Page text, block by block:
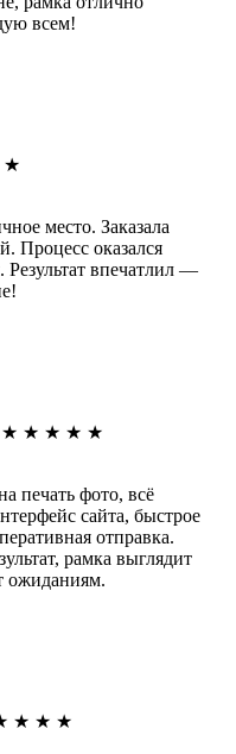
всем!
★
место. Заказала
Процесс оказался
впечатлил —
★ ★ ★ ★ ★
печать фото, всё
сайта, быстрое
отправка.
рамка выглядит
ожиданиям.
★ ★ ★